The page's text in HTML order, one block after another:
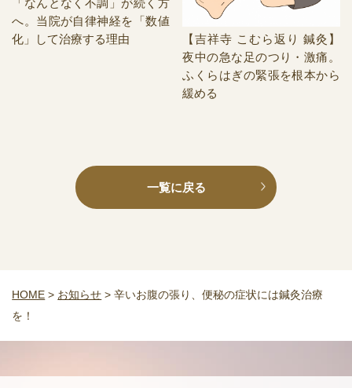
へ。当院が自律神経を「数値
化」して治療する理由
【吉祥寺 こむら返り 鍼灸】
夜中の急な足のつり・激痛。
ふくらはぎの緊張を根本から
緩める
一覧に戻る
HOME > お知らせ >辛いお腹の張り、便秘の症状には鍼灸治療
を！